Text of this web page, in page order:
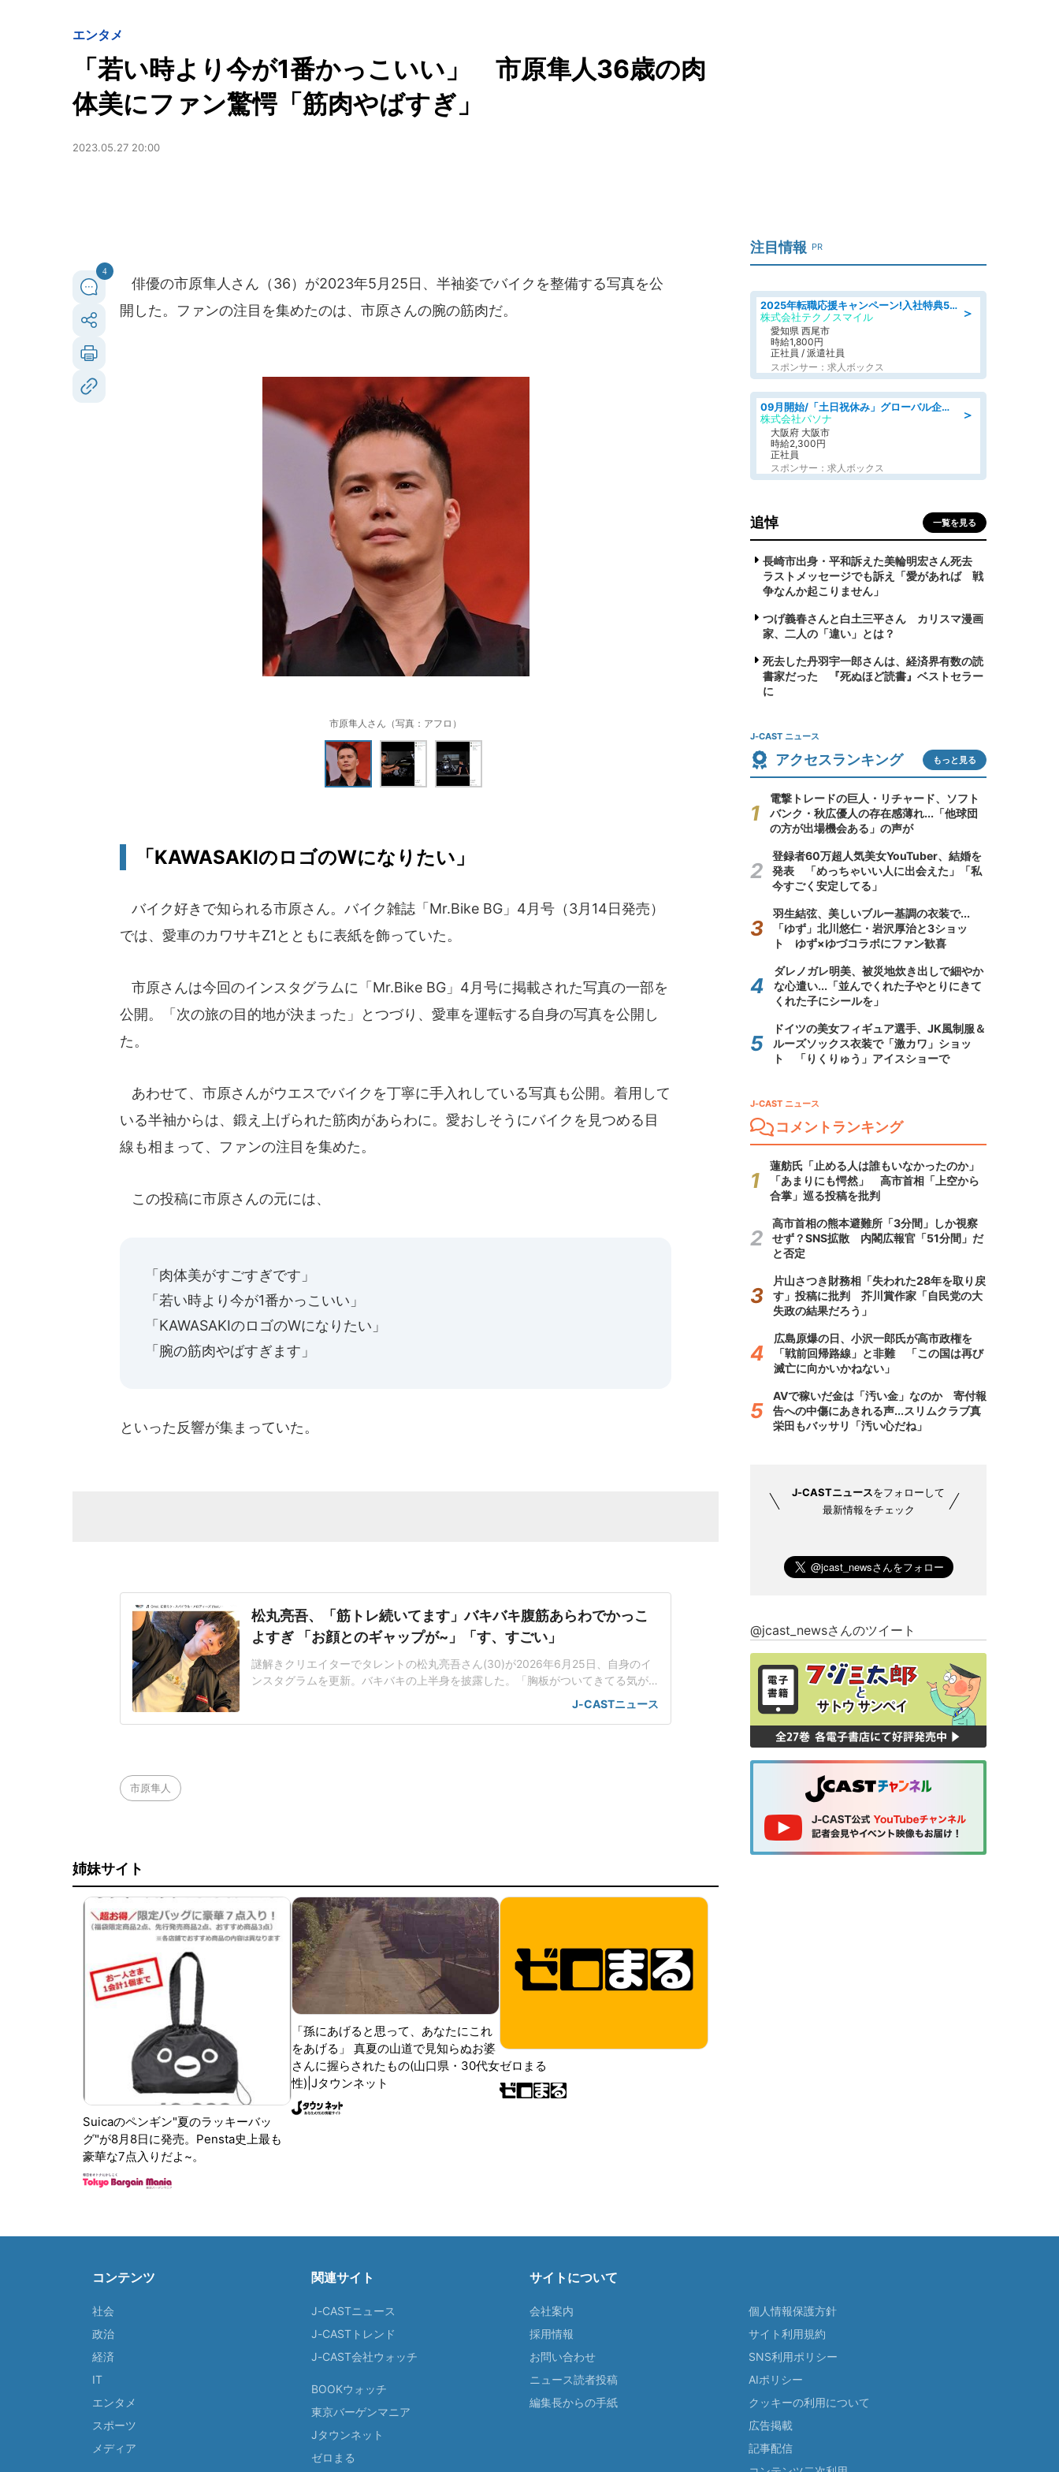
エンタメ
「若い時より今が1番かっこいい」 市原隼人36歳の肉
体美にファン驚愕「筋肉やばすぎ」
2023.05.27 20:00
4
俳優の市原隼人さん（36）が2023年5月25日、半袖姿でバイクを整備する写真を公
開した。ファンの注目を集めたのは、市原さんの腕の筋肉だ。
市原隼人さん（写真：アフロ）
「KAWASAKIのロゴのWになりたい」
バイク好きで知られる市原さん。バイク雑誌「Mr.Bike BG」4月号（3月14日発売）
では、愛車のカワサキZ1とともに表紙を飾っていた。
市原さんは今回のインスタグラムに「Mr.Bike BG」4月号に掲載された写真の一部を
公開。「次の旅の目的地が決まった」とつづり、愛車を運転する自身の写真を公開し
た。
あわせて、市原さんがウエスでバイクを丁寧に手入れしている写真も公開。着用して
いる半袖からは、鍛え上げられた筋肉があらわに。愛おしそうにバイクを見つめる目
線も相まって、ファンの注目を集めた。
この投稿に市原さんの元には、
「肉体美がすごすぎです」
「若い時より今が1番かっこいい」
「KAWASAKIのロゴのWになりたい」
「腕の筋肉やばすぎます」
といった反響が集まっていた。
松丸亮吾、「筋トレ続いてます」バキバキ腹筋あらわでかっこ
よすぎ 「お顔とのギャップが~」「す、すごい」
謎解きクリエイターでタレントの松丸亮吾さん(30)が2026年6月25日、自身のイ
ンスタグラムを更新。バキバキの上半身を披露した。「胸板がついてきてる気が
する」松丸さんは、「少しずつ、胸板がついてきてる気がする...!」といい、上半
身の自撮りショットを投稿した。「筋トレ続いてます。とても楽しい」とコメン
J-CASTニュース
市原隼人
姉妹サイト
Suicaのペンギン"夏のラッキーバッ
グ"が8月8日に発売。Pensta史上最も
豪華な7点入りだよ~。
「孫にあげると思って、あなたにこれ
をあげる」 真夏の山道で見知らぬお婆
さんに握らされたもの(山口県・30代女
性)|Jタウンネット
ゼロまる
注目情報 PR
＞
2025年転職応援キャンペーン!入社特典58万円/デンソーで働こう!自動車工場で小型部品の検査業務 denso aichi
株式会社テクノスマイル
愛知県 西尾市
時給1,800円
正社員 / 派遣社員
スポンサー：求人ボックス
＞
09月開始/「土日祝休み」グローバル企業での産業保健のお仕事/保健師/高時給/残業なし/服装自由
株式会社パソナ
大阪府 大阪市
時給2,300円
正社員
スポンサー：求人ボックス
追悼 一覧を見る
長崎市出身・平和訴えた美輪明宏さん死去
ラストメッセージでも訴え「愛があれば 戦
争なんか起こりません」
つげ義春さんと白土三平さん カリスマ漫画
家、二人の「違い」とは？
死去した丹羽宇一郎さんは、経済界有数の読
書家だった 『死ぬほど読書』ベストセラー
に
J-CAST ニュース
アクセスランキング もっと見る
電撃トレードの巨人・リチャード、ソフト
バンク・秋広優人の存在感薄れ...「他球団
の方が出場機会ある」の声が
登録者60万超人気美女YouTuber、結婚を
発表 「めっちゃいい人に出会えた」「私
今すごく安定してる」
羽生結弦、美しいブルー基調の衣装で...
「ゆず」北川悠仁・岩沢厚治と3ショッ
ト ゆず×ゆづコラボにファン歓喜
ダレノガレ明美、被災地炊き出しで細やか
な心遣い...「並んでくれた子やとりにきて
くれた子にシールを」
ドイツの美女フィギュア選手、JK風制服＆
ルーズソックス衣装で「激カワ」ショッ
ト 「りくりゅう」アイスショーで
J-CAST ニュース
コメントランキング
蓮舫氏「止める人は誰もいなかったのか」
「あまりにも愕然」 高市首相「上空から
合掌」巡る投稿を批判
高市首相の熊本避難所「3分間」しか視察
せず？SNS拡散 内閣広報官「51分間」だ
と否定
片山さつき財務相「失われた28年を取り戻
す」投稿に批判 芥川賞作家「自民党の大
失政の結果だろう」
広島原爆の日、小沢一郎氏が高市政権を
「戦前回帰路線」と非難 「この国は再び
滅亡に向かいかねない」
AVで稼いだ金は「汚い金」なのか 寄付報
告への中傷にあきれる声...スリムクラブ真
栄田もバッサリ「汚い心だね」
J-CASTニュースをフォローして
最新情報をチェック
@jcast_newsさんのツイート
コンテンツ
社会
政治
経済
IT
エンタメ
スポーツ
メディア
関連サイト
J-CASTニュース
J-CASTトレンド
J-CAST会社ウォッチ
BOOKウォッチ
東京バーゲンマニア
Jタウンネット
ゼロまる
サイトについて
会社案内
採用情報
お問い合わせ
ニュース読者投稿
編集長からの手紙
個人情報保護方針
サイト利用規約
SNS利用ポリシー
AIポリシー
クッキーの利用について
広告掲載
記事配信